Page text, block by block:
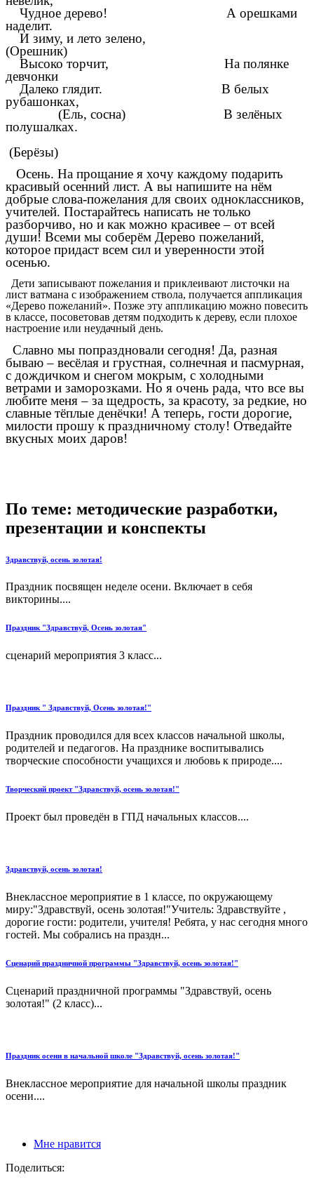
Чудное дерево! А орешками
наделит.
И зиму, и лето зелено,
(Орешник)
Высоко торчит, На полянке
девчонки
Далеко глядит. В белых
рубашонках,
(Ель, сосна) В зелёных
полушалках.
(Берёзы)
Осень. На прощание я хочу каждому подарить
красивый осенний лист. А вы напишите на нём
добрые слова-пожелания для своих одноклассников,
учителей. Постарайтесь написать не только
разборчиво, но и как можно красивее – от всей
души! Всеми мы соберём Дерево пожеланий,
которое придаст всем сил и уверенности этой
осенью.
Дети записывают пожелания и приклеивают листочки на
лист ватмана с изображением ствола, получается аппликация
«Дерево пожеланий». Позже эту аппликацию можно повесить
в классе, посоветовав детям подходить к дереву, если плохое
настроение или неудачный день.
Славно мы попраздновали сегодня! Да, разная
бываю – весёлая и грустная, солнечная и пасмурная,
с дождичком и снегом мокрым, с холодными
ветрами и заморозками. Но я очень рада, что все вы
любите меня – за щедрость, за красоту, за редкие, но
славные тёплые денёчки! А теперь, гости дорогие,
милости прошу к праздничному столу! Отведайте
вкусных моих даров!
По теме: методические разработки,
презентации и конспекты
Здравствуй, осень золотая!
Праздник посвящен неделе осени. Включает в себя
викторины....
Праздник "Здравствуй, Осень золотая"
сценарий мероприятия 3 класс...
Праздник " Здравствуй, Осень золотая!"
Праздник проводился для всех классов начальной школы,
родителей и педагогов. На празднике воспитывались
творческие способности учащихся и любовь к природе....
Творческий проект "Здравствуй, осень золотая!"
Проект был проведён в ГПД начальных классов....
Здравствуй, осень золотая!
Внеклассное мероприятие в 1 классе, по окружающему
миру:"Здравствуй, осень золотая!"Учитель: Здравствуйте ,
дорогие гости: родители, учителя! Ребята, у нас сегодня много
гостей. Мы собрались на праздн...
Сценарий праздничной программы "Здравствуй, осень золотая!"
Сценарий праздничной программы "Здравствуй, осень
золотая!" (2 класс)...
Праздник осени в начальной школе "Здравствуй, осень золотая!"
Внеклассное мероприятие для начальной школы праздник
осени....
Мне нравится
Поделиться: